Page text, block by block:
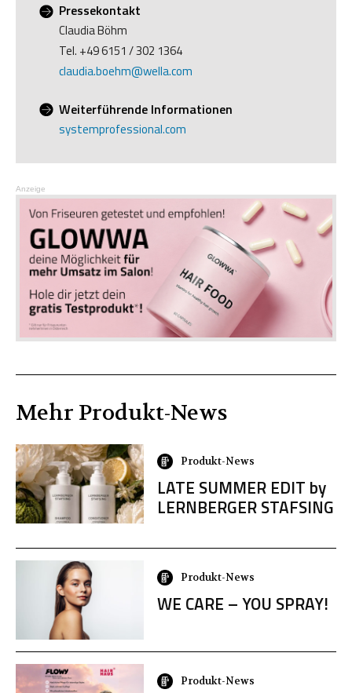
Pressekontakt
Claudia Böhm
Tel. +49 6151 / 302 1364
claudia.boehm@wella.com
Weiterführende Informationen
systemprofessional.com
Anzeige
Mehr Produkt-News
Produkt-News
LATE SUMMER EDIT by
LERNBERGER STAFSING
Produkt-News
WE CARE – YOU SPRAY!
Produkt-News